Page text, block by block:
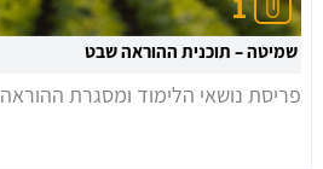
שמיטה – תוכנית ההוראה שבט
פריסת נושאי הלימוד ומסגרת ההוראה